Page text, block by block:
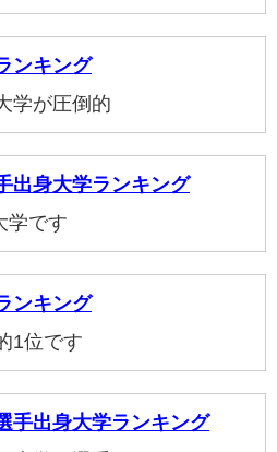
ンキング
学が圧倒的
出身大学ランキング
学です
ンキング
1位です
手出身大学ランキング